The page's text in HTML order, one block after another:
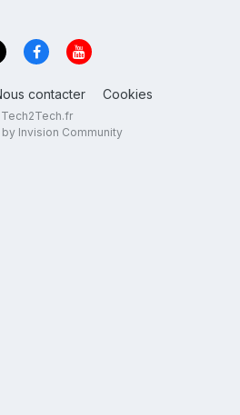
contacter Cookies
Tech2Tech.fr
Invision Community